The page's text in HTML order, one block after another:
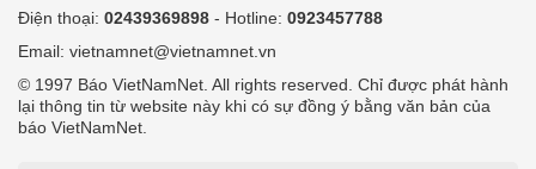
Điện thoại: 02439369898 - Hotline: 0923457788
Email: vietnamnet@vietnamnet.vn
© 1997 Báo VietNamNet. All rights reserved. Chỉ được phát hành
lại thông tin từ website này khi có sự đồng ý bằng văn bản của
báo VietNamNet.